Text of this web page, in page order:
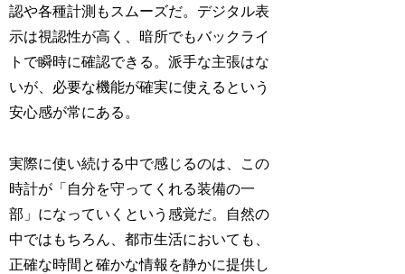
認や各種計測もスムーズだ。デジタル表
示は視認性が高く、暗所でもバックライ
トで瞬時に確認できる。派手な主張はな
いが、必要な機能が確実に使えるという
安心感が常にある。
実際に使い続ける中で感じるのは、この
時計が「自分を守ってくれる装備の一
部」になっていくという感覚だ。自然の
中ではもちろん、都市生活においても、
正確な時間と確かな情報を静かに提供し